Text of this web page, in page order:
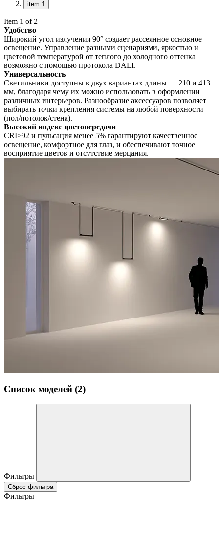
item 1
Item 1 of 2
Удобство
Широкий угол излучения 90° создает рассеянное основное
освещение. Управление разными сценариями, яркостью и
цветовой температурой от теплого до холодного оттенка
возможно с помощью протокола DALI.
Универсальность
Светильники доступны в двух вариантах длины — 210 и 413
мм, благодаря чему их можно использовать в оформлении
различных интерьеров. Разнообразие аксессуаров позволяет
выбирать точки крепления системы на любой поверхности
(пол/потолок/стена).
Высокий индекс цветопередачи
CRI>92 и пульсация менее 5% гарантируют качественное
освещение, комфортное для глаз, и обеспечивают точное
восприятие цветов и отсутствие мерцания.
Список моделей (2)
Фильтры
Сброс фильтра
Фильтры